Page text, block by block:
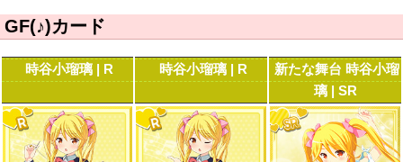
GF(♪)カード
時谷小瑠璃 | R 時谷小瑠璃 | R
新たな舞台 時谷小瑠
璃 | SR